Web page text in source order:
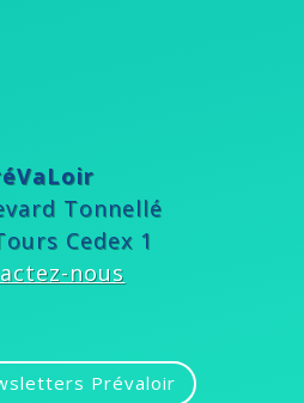
Tonnellé
Cedex 1
nous
Prévaloir